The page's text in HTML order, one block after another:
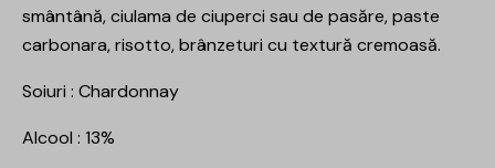
smântână, ciulama de ciuperci sau de pasăre, paste
carbonara, risotto, brânzeturi cu textură cremoasă.
Soiuri : Chardonnay
Alcool : 13%